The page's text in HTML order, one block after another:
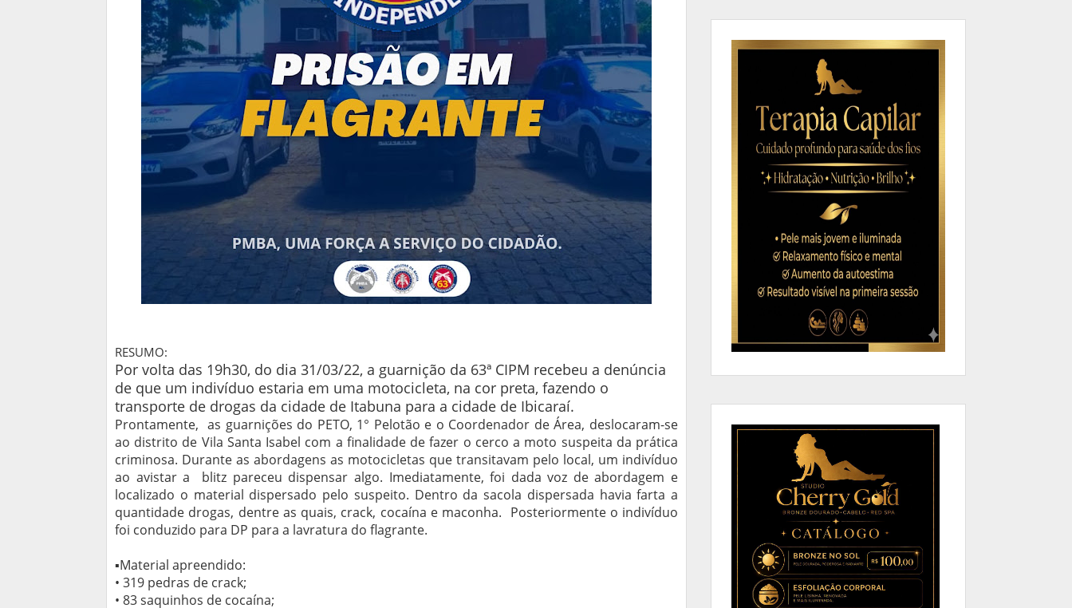
RESUMO:
Por volta das 19h30, do dia 31/03/22, a guarnição da 63ª CIPM recebeu a denúncia
de que um indivíduo estaria em uma motocicleta, na cor preta, fazendo o
transporte de drogas da cidade de Itabuna para a cidade de Ibicaraí.
Prontamente, as guarnições do PETO, 1° Pelotão e o Coordenador de Área, deslocaram-se
ao distrito de Vila Santa Isabel com a finalidade de fazer o cerco a moto suspeita da prática
criminosa. Durante as abordagens as motocicletas que transitavam pelo local, um indivíduo
ao avistar a blitz pareceu dispensar algo. Imediatamente, foi dada voz de abordagem e
localizado o material dispersado pelo suspeito. Dentro da sacola dispersada havia farta a
quantidade drogas, dentre as quais, crack, cocaína e maconha. Posteriormente o indivíduo
foi conduzido para DP para a lavratura do flagrante.
▪︎Material apreendido:
• 319 pedras de crack;
• 83 saquinhos de cocaína;